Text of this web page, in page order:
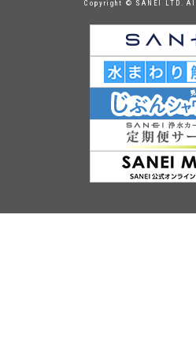
Copyright © SANEI LTD.